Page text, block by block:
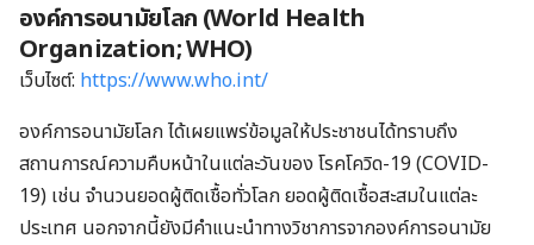
องค์การอนามัยโลก (World Health
Organization; WHO)
เว็บไซต์: https://www.who.int/
องค์การอนามัยโลก ได้เผยแพร่ข้อมูลให้ประชาชนได้ทราบถึง
สถานการณ์ความคืบหน้าในแต่ละวันของ โรคโควิด-19 (COVID-
19) เช่น จำนวนยอดผู้ติดเชื้อทั่วโลก ยอดผู้ติดเชื้อสะสมในแต่ละ
ประเทศ นอกจากนี้ยังมีคำแนะนำทางวิชาการจากองค์การอนามัย